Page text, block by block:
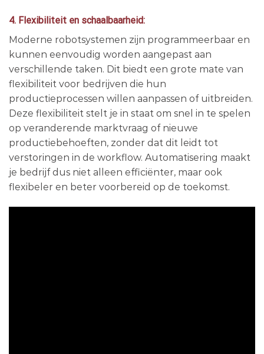
4. Flexibiliteit en schaalbaarheid:
Moderne robotsystemen zijn programmeerbaar en
kunnen eenvoudig worden aangepast aan
verschillende taken. Dit biedt een grote mate van
flexibiliteit voor bedrijven die hun
productieprocessen willen aanpassen of uitbreiden.
Deze flexibiliteit stelt je in staat om snel in te spelen
op veranderende marktvraag of nieuwe
productiebehoeften, zonder dat dit leidt tot
verstoringen in de workflow. Automatisering maakt
je bedrijf dus niet alleen efficiënter, maar ook
flexibeler en beter voorbereid op de toekomst.